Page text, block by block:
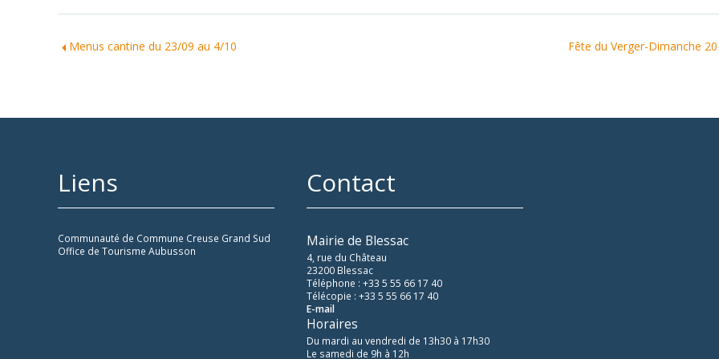
Menus cantine du 23/09 au 4/10 Fête du Verger-Dimanche
Liens
Communauté de Commune Creuse Grand Sud
Office de Tourisme Aubusson
Contact
Mairie de Blessac
4, rue du Château
23200 Blessac
Téléphone : +33 5 55 66 17 40
Télécopie : +33 5 55 66 17 40
E-mail
Horaires
Du mardi au vendredi de 13h30 à 17h30
Le samedi de 9h à 12h